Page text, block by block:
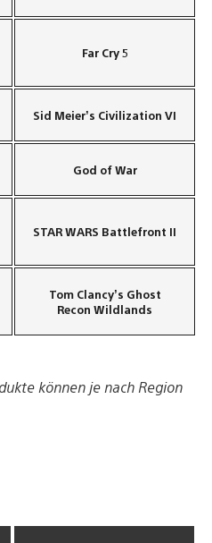
Far Cry 5
Sid Meier’s Civilization VI
God of War
STAR WARS Battlefront II
Tom Clancy’s Ghost
Recon Wildlands
können je nach Region